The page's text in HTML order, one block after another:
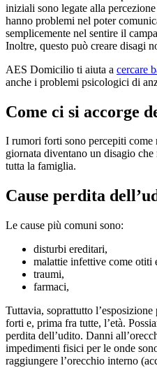
iniziali sono legate alla
hanno problemi nel poter
semplicemente nel sentire il
Inoltre, questo può creare disagi
AES Domicilio ti aiuta a cercare
anche i problemi psicologici di
Come ci si accorge
I rumori forti sono percepiti come
giornata diventano un disagio
tutta la famiglia.
Cause perdita
Le cause più comuni sono:
disturbi ereditari,
malattie infettive come otiti
traumi,
farmaci,
Tuttavia, soprattutto
forti e, prima fra tutte, l’età.
perdita dell’udito. Danni
impedimenti fisici per le onde
raggiungere l’orecchio interno